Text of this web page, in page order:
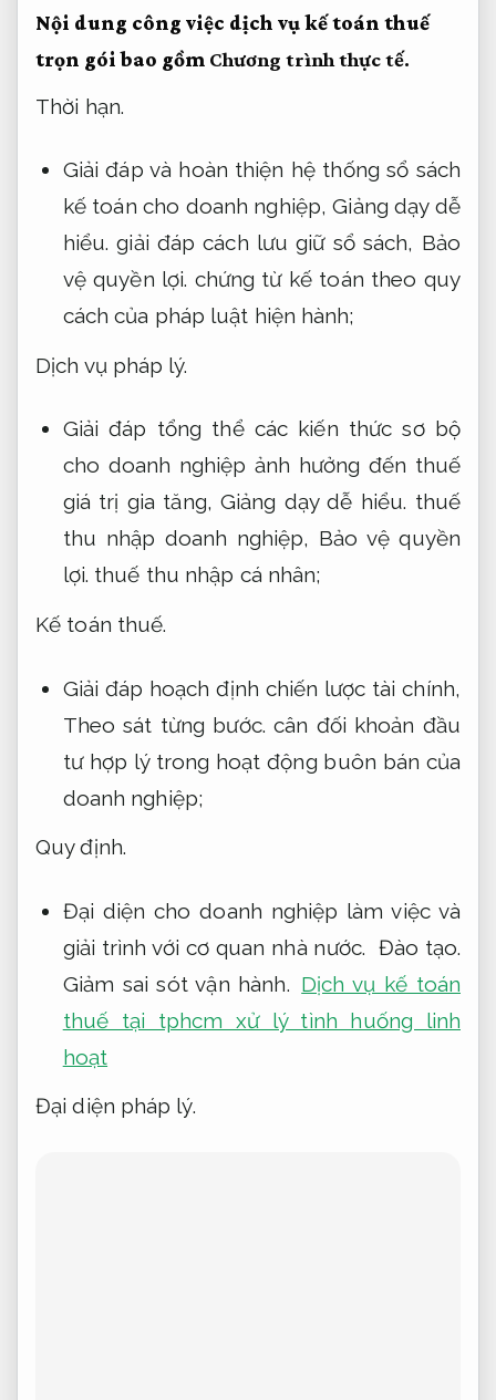
Nội dung công việc dịch vụ kế toán thuế
trọn gói bao gồm Chương trình thực tế.
Thời hạn.
Giải đáp và hoàn thiện hệ thống sổ sách
kế toán cho doanh nghiệp,Giảng dạy dễ
hiểu. giải đáp cách lưu giữ sổ sách, Bảo
vệ quyền lợi. chứng từ kế toán theo quy
cách của pháp luật hiện hành;
Dịch vụ pháp lý.
Giải đáp tổng thể các kiến thức sơ bộ
cho doanh nghiệp ảnh hưởng đến thuế
giá trị gia tăng,Giảng dạy dễ hiểu. thuế
thu nhập doanh nghiệp, Bảo vệ quyền
lợi. thuế thu nhập cá nhân;
Kế toán thuế.
Giải đáp hoạch định chiến lược tài chính,
Theo sát từng bước. cân đối khoản đầu
tư hợp lý trong hoạt động buôn bán của
doanh nghiệp;
Quy định.
Đại diện cho doanh nghiệp làm việc và
giải trình với cơ quan nhà nước. Đào tạo.
Giảm sai sót vận hành. Dịch vụ kế toán
thuế tại tphcm xử lý tình huống linh
hoạt
Đại diện pháp lý.